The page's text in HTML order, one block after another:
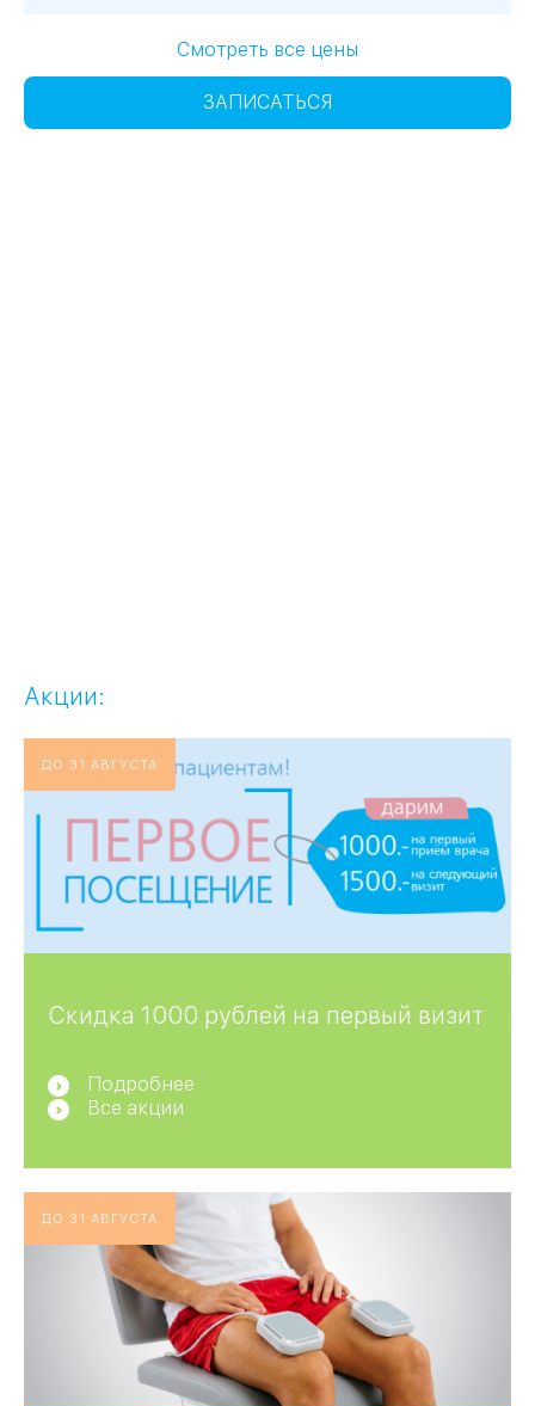
Смотреть все цены
ЗАПИСАТЬСЯ
Акции:
ДО 31 АВГУСТА
Скидка 1000 рублей на первый визит
Подробнее
Все акции
ДО 31 АВГУСТА